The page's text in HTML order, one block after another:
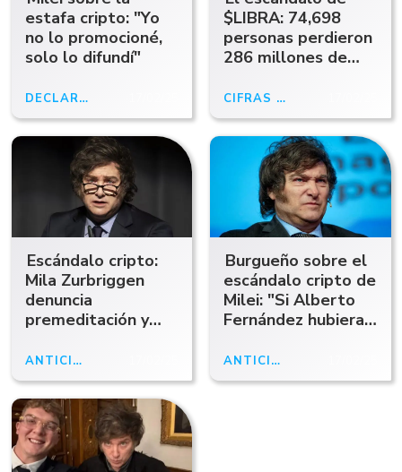
estafa cripto: "Yo
no lo promocioné,
solo lo difundí"
DECLARACIONES
$LIBRA: 74,698
personas perdieron
286 millones de
CIFRAS OFICIALES
Escándalo cripto:
Mila Zurbriggen
denuncia
premeditación y
presidente en el
fraude
ANTICIPOABCRADIO
Burgueño sobre el
escándalo cripto de
Milei: "Si Alberto
Fernández hubiera
volaba por los
aires"
ANTICIPOABCRADIO